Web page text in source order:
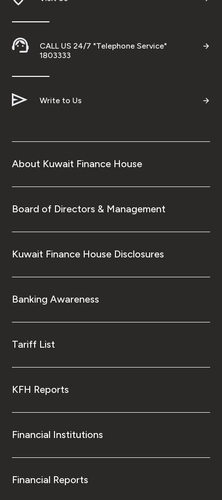
CALL US 24/7 "Telephone Service"
1803333
Write to Us
About Kuwait Finance House
Board of Directors & Management
Kuwait Finance House Disclosures
Banking Awareness
Tariff List
KFH Reports
Financial Institutions
Financial Reports